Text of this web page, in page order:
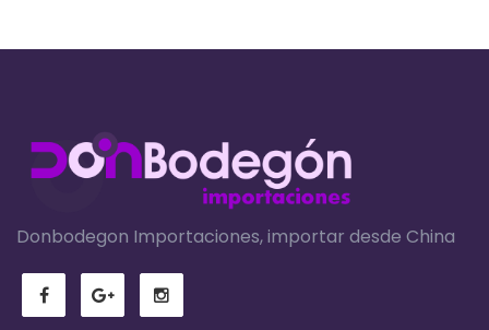
Donbodegon Importaciones, importar desde China